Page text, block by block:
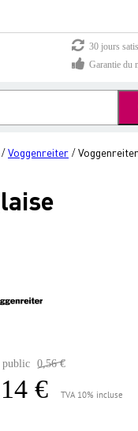
30 jours
Garantie du
/Voggenreiter /
0,56 €
€ TVA 10% incluse